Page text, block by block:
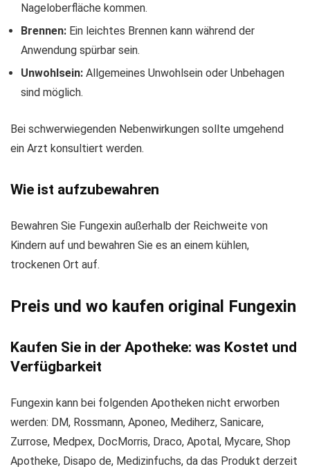
Nageloberfläche kommen.
Brennen: Ein leichtes Brennen kann während der
Anwendung spürbar sein.
Unwohlsein: Allgemeines Unwohlsein oder Unbehagen
sind möglich.
Bei schwerwiegenden Nebenwirkungen sollte umgehend
ein Arzt konsultiert werden.
Wie ist aufzubewahren
Bewahren Sie Fungexin außerhalb der Reichweite von
Kindern auf und bewahren Sie es an einem kühlen,
trockenen Ort auf.
Preis und wo kaufen original Fungexin
Kaufen Sie in der Apotheke: was Kostet und
Verfügbarkeit
Fungexin kann bei folgenden Apotheken nicht erworben
werden: DM, Rossmann, Aponeo, Mediherz, Sanicare,
Zurrose, Medpex, DocMorris, Draco, Apotal, Mycare, Shop
Apotheke, Disapo de, Medizinfuchs, da das Produkt derzeit